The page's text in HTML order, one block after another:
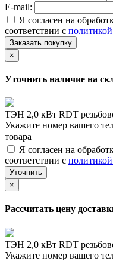
E-mail:
Я согласен на
соответствии с
Заказать покупку
×
Уточнить наличие на
ТЭН 2,0 кВт RDT
Укажите номер вашего
товара
Я согласен на
соответствии с
Уточнить
×
Рассчитать цену
ТЭН 2,0 кВт RDT
Укажите номер вашего